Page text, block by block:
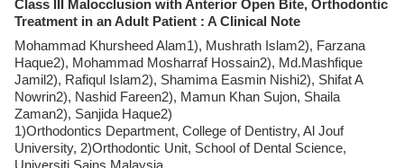
Class III Malocclusion with Anterior Open Bite, Orthodontic
Treatment in an Adult Patient : A Clinical Note
Mohammad Khursheed Alam1), Mushrath Islam2), Farzana
Haque2), Mohammad Mosharraf Hossain2), Md.Mashfique
Jamil2), Rafiqul Islam2), Shamima Easmin Nishi2), Shifat A
Nowrin2), Nashid Fareen2), Mamun Khan Sujon, Shaila
Zaman2), Sanjida Haque2)
1)Orthodontics Department, College of Dentistry, Al Jouf
University, 2)Orthodontic Unit, School of Dental Science,
Universiti Sains Malaysia